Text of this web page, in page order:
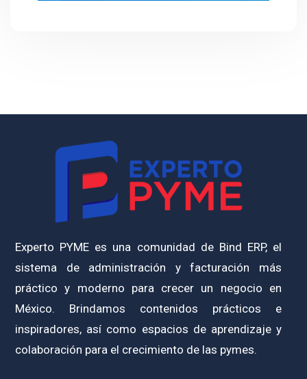
Experto PYME es una comunidad de Bind ERP, el
sistema de administración y facturación más
práctico y moderno para crecer un negocio en
México. Brindamos contenidos prácticos e
inspiradores, así como espacios de aprendizaje y
colaboración para el crecimiento de las pymes.